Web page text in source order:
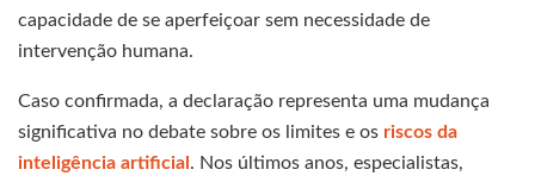
capacidade de se aperfeiçoar sem necessidade de
intervenção humana.
Caso confirmada, a declaração representa uma mudança
significativa no debate sobre os limites e os riscos da
inteligência artificial . Nos últimos anos, especialistas,